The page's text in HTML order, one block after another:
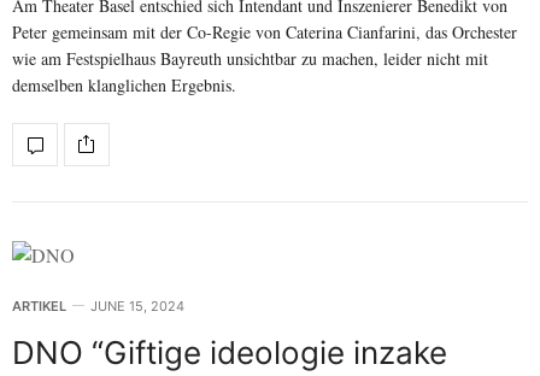
Am Theater Basel entschied sich Intendant und Inszenierer Benedikt von
Peter gemeinsam mit der Co-Regie von Caterina Cianfarini, das Orchester
wie am Festspielhaus Bayreuth unsichtbar zu machen, leider nicht mit
demselben klanglichen Ergebnis.
ARTIKEL JUNE 15, 2024
DNO “Giftige ideologie inzake